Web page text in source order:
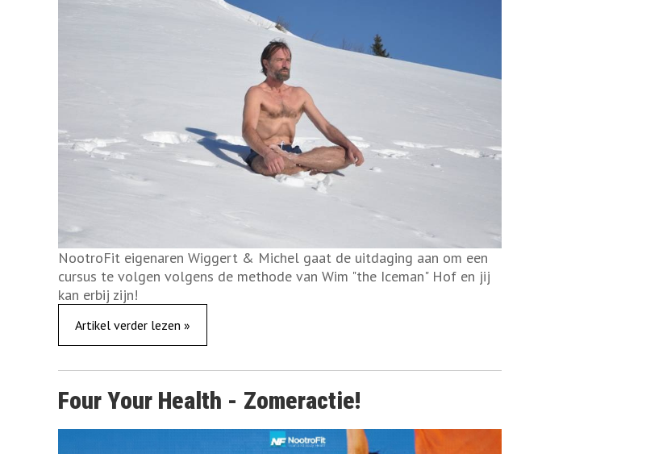
NootroFit eigenaren Wiggert & Michel gaat de uitdaging aan om een
cursus te volgen volgens de methode van Wim "the Iceman" Hof en jij
kan erbij zijn!
Artikel verder lezen »
Four Your Health - Zomeractie!